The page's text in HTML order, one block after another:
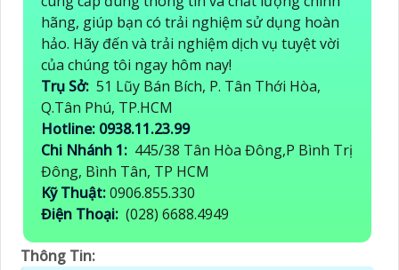
hãng, giúp bạn có trải nghiệm sử dụng hoàn
hảo. Hãy đến và trải nghiệm dịch vụ tuyệt vời
của chúng tôi ngay hôm nay!
Trụ Sở: 51 Lũy Bán Bích, P. Tân Thới Hòa,
Q.Tân Phú, TP.HCM
Hotline: 0938.11.23.99
Chi Nhánh 1: 445/38 Tân Hòa Đông,P Bình Trị
Đông, Bình Tân, TP HCM
Kỹ Thuật:0906.855.330
Điện Thoại: (028) 6688.4949
Thông Tin: